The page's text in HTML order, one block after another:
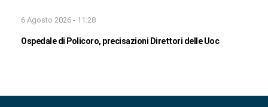
6 Agosto 2026 - 11:28
Ospedale di Policoro, precisazioni Direttori delle Uoc